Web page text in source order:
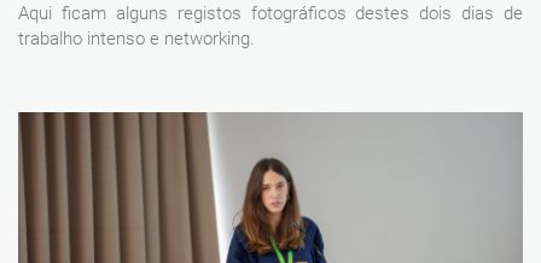
Aqui ficam alguns registos fotográficos destes dois dias de
trabalho intenso e networking.